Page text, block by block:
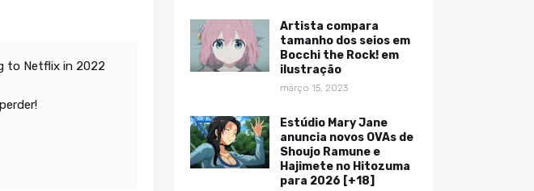
to Netflix in 2022
Artista compara
tamanho dos seios em
Bocchi the Rock! em
ilustração
março 15, 2023
Estúdio Mary Jane
anuncia novos OVAs de
Shoujo Ramune e
Hajimete no Hitozuma
para 2026 [+18]